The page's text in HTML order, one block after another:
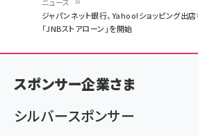
く
ず
ジャパンネット銀行、Yahoo!ショッピング出
「JNBストアローン」を開始
スポンサー企業さま
シルバースポンサー